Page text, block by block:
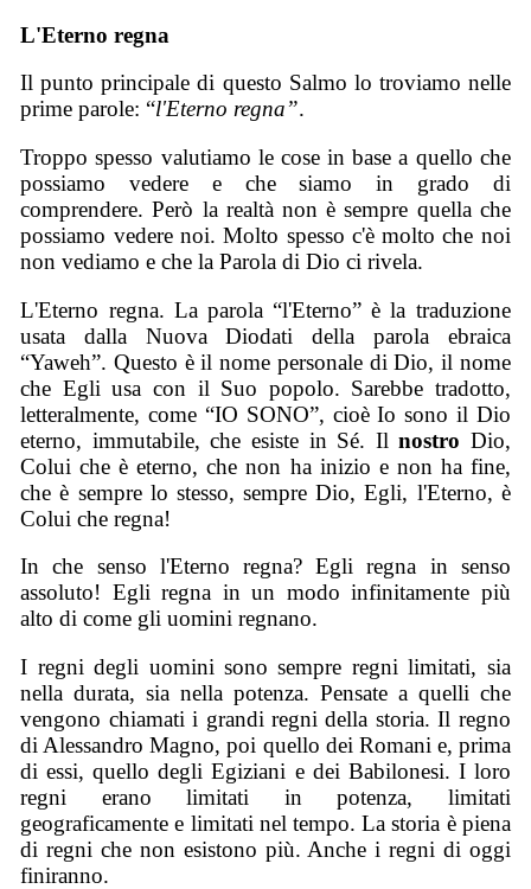
L'Eterno regna
Il punto principale di questo Salmo lo troviamo nelle
prime parole: “l'Eterno regna”.
Troppo spesso valutiamo le cose in base a quello che
possiamo vedere e che siamo in grado di
comprendere. Però la realtà non è sempre quella che
possiamo vedere noi. Molto spesso c'è molto che noi
non vediamo e che la Parola di Dio ci rivela.
L'Eterno regna. La parola “l'Eterno” è la traduzione
usata dalla Nuova Diodati della parola ebraica
“Yaweh”. Questo è il nome personale di Dio, il nome
che Egli usa con il Suo popolo. Sarebbe tradotto,
letteralmente, come “IO SONO”, cioè Io sono il Dio
eterno, immutabile, che esiste in Sé. Ilnostro Dio,
Colui che è eterno, che non ha inizio e non ha fine,
che è sempre lo stesso, sempre Dio, Egli, l'Eterno, è
Colui che regna!
In che senso l'Eterno regna? Egli regna in senso
assoluto! Egli regna in un modo infinitamente più
alto di come gli uomini regnano.
I regni degli uomini sono sempre regni limitati, sia
nella durata, sia nella potenza. Pensate a quelli che
vengono chiamati i grandi regni della storia. Il regno
di Alessandro Magno, poi quello dei Romani e, prima
di essi, quello degli Egiziani e dei Babilonesi. I loro
regni erano limitati in potenza, limitati
geograficamente e limitati nel tempo. La storia è piena
di regni che non esistono più. Anche i regni di oggi
finiranno.